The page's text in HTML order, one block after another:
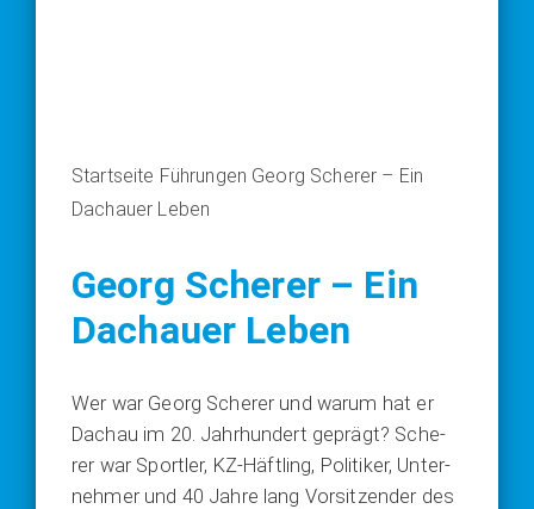
Startseite Führungen Georg Scherer – Ein
Dachauer Leben
Georg Scherer – Ein
Dachauer Leben
Wer war Georg Sche­rer und war­um hat er
Dach­au im 20. Jahr­hun­dert geprägt? Sche­
rer war Sport­ler, KZ-Häft­ling, Poli­ti­ker, Unter­
neh­mer und 40 Jah­re lang Vor­sit­zen­der des